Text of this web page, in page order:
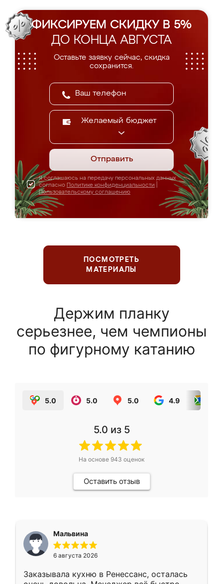
ФИКСИРУЕМ СКИДКУ В 5%
ДО КОНЦА АВГУСТА
Оставьте заявку сейчас, скидка
сохранится.
Желаемый бюджет
Отправить
Я соглашаюсь на передачу персональных данных
согласно Политике конфиденциальности
Пользовательскому соглашению
ПОСМОТРЕТЬ
МАТЕРИАЛЫ
Держим планку
серьезнее, чем чемпионы
по фигурному катанию
5.0 5.0 5.0 4.9
5.0 из 5
На основе 943 оценок
Оставить отзыв
Мальвина
6 августа 2026
Заказывала кухню в Ренессанс, осталась